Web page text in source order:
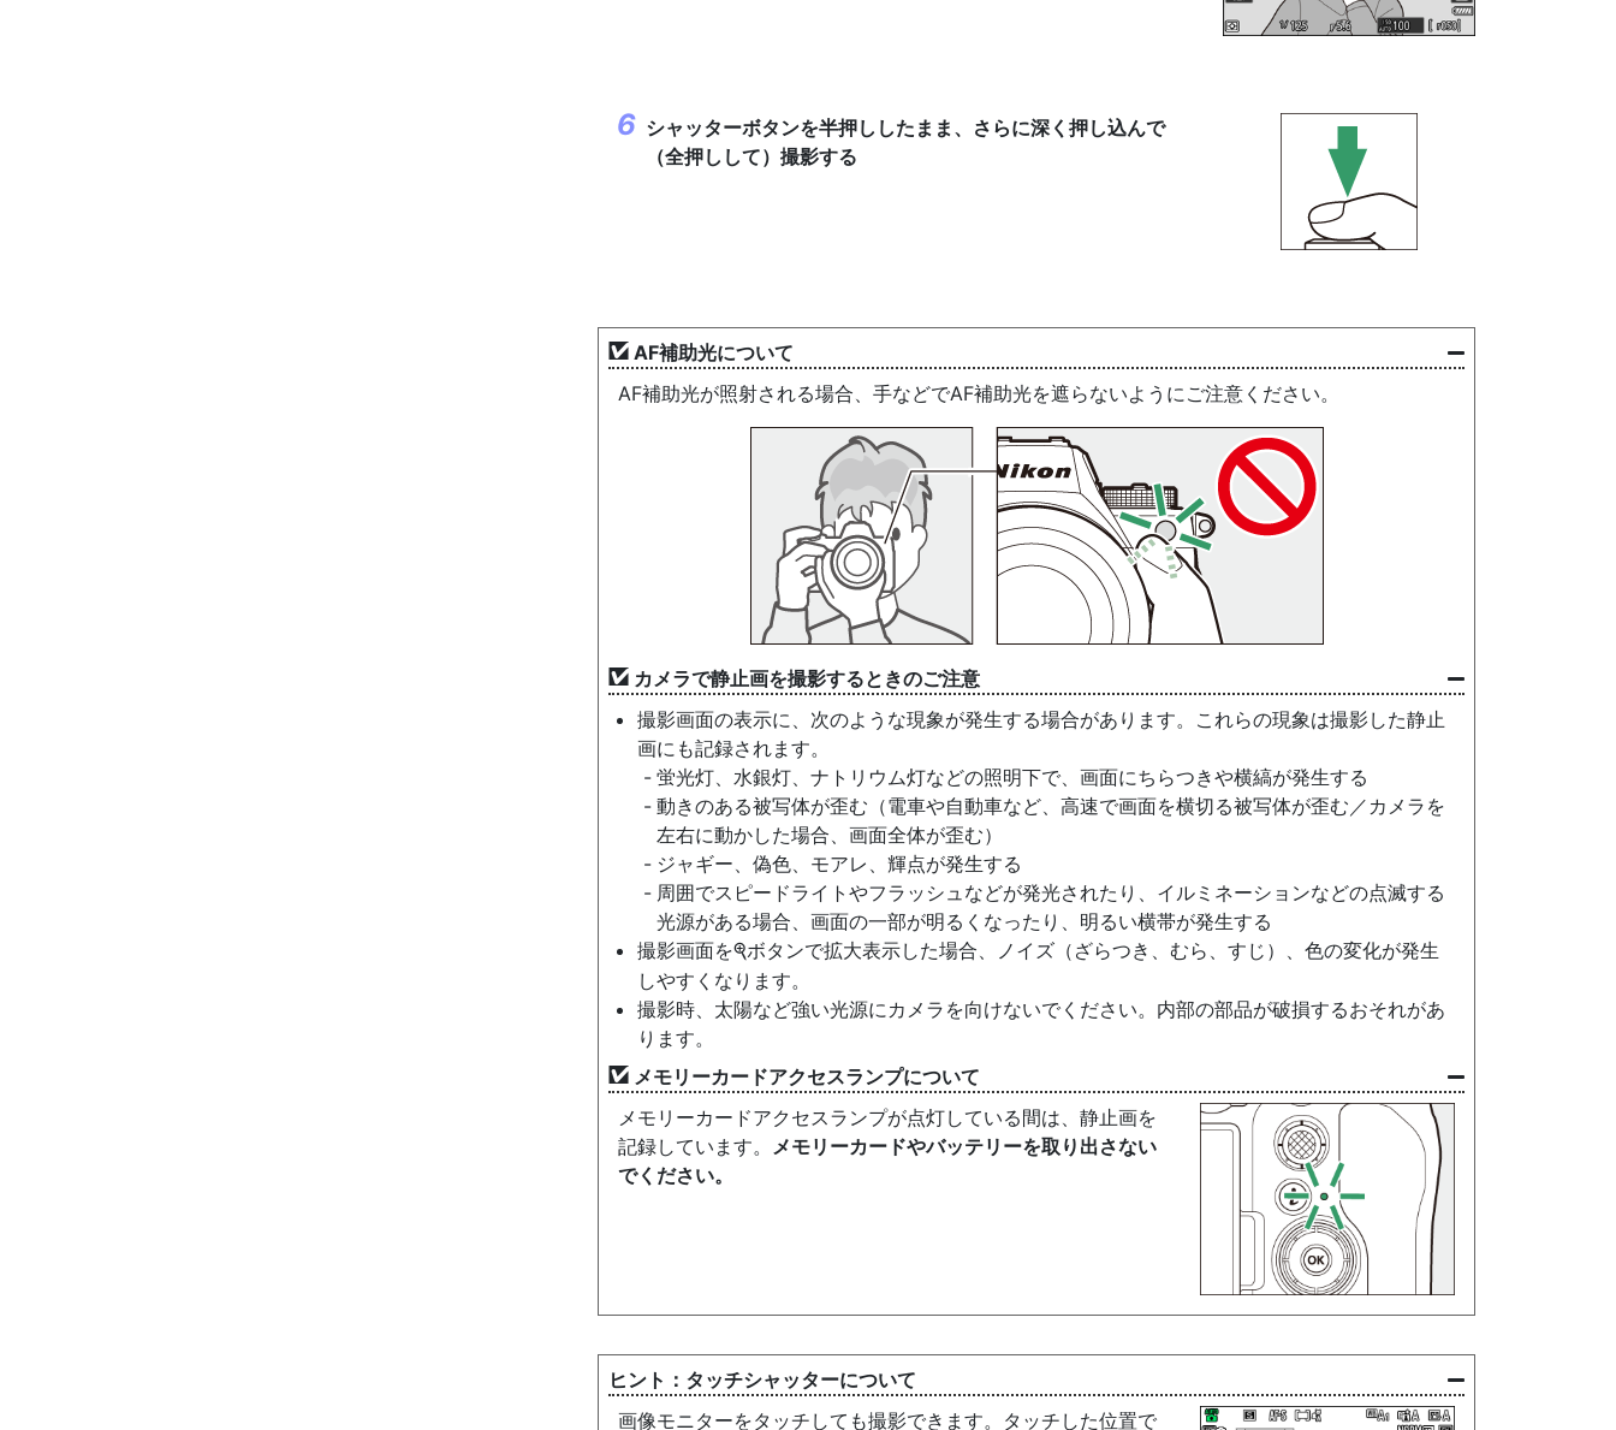
シャッターボタンを半押ししたまま、さらに深く押し込んで
（全押し して）撮影する
AF補助光について
AF補助光が照射される場合、手などでAF補助光を遮らないようにご注意ください。
カメラで静止画を撮影するときのご注意
撮影画面の表示に、次のような現象が発生する場合があります。これらの現象は撮影した静止
画にも記録されます。
蛍光灯、水銀灯、ナトリウム灯などの照明下で、画面にちらつきや横縞が発生する
動きのある被写体が歪む（電車や自動車など、高速で画面を横切る被写体が歪む／カメラを
左右に動かした場合、画面全体が歪む）
ジャギー、偽色、 モアレ 、輝点が発生する
周囲でスピードライトやフラッシュなどが発光されたり、イルミネーションなどの点滅する
光源がある場合、画面の一部が明るくなったり、明るい横帯が発生する
撮影画面をXボタンで拡大表示した場合、ノイズ（ざらつき、むら、すじ）、色の変化が発生
しやすくなります。
撮影時、太陽など強い光源にカメラを向けないでください。内部の部品が破損するおそれがあ
ります。
メモリーカードアクセスランプについて
メモリーカードアクセスランプが点灯している間は、静止画を
記録しています。 メモリーカードやバッテリーを取り出さない
でください。
タッチシャッターについて
画像モニターをタッチしても撮影できます。タッチした位置で